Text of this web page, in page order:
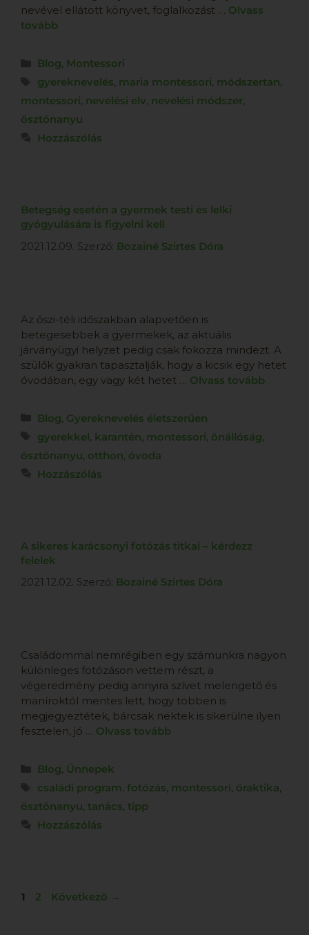
nevével ellátott könyvet, foglalkozást … Olvass
tovább
Blog, Montessori
gyereknevelés, maria montessori, módszertan,
montessori, nevelési elv, nevelési módszer,
ösztönanyu
Hozzászólás
Betegség esetén a gyermek testi és lelki
gyógyulására is figyelni kell
2021.12.09. Szerző: Bozainé Szirtes Dóra
Az őszi-téli időszakban alapvetően is
betegesebbek a gyermekek, az aktuális
járványügyi helyzet pedig csak fokozza mindezt. A
szülők gyakran tapasztalják, hogy a kicsik egy hetet
óvodában, egy vagy két hetet … Olvass tovább
Blog Gyereknevelés életszerűen
gyerekkel karantén montessori önállóság
ösztönanyu otthon óvoda
Hozzászólás
A sikeres karácsonyi fotózás titkai – kérdezz
felelek
2021.12.02. Szerző: Bozainé Szirtes Dóra
Családommal nemrégiben egy számunkra nagyon
különleges fotózáson vettem részt, a
végeredmény pedig annyira szívet melengető és
maníroktól mentes lett, hogy többen is
megjegyeztétek, bárcsak nektek is sikerülne ilyen
fesztelen, jó … Olvass tovább
Blog, Ünnepek
családi program, fotózás, montessori, őraktika,
ösztönanyu, tanács, tipp
Hozzászólás
1 2 Következő →